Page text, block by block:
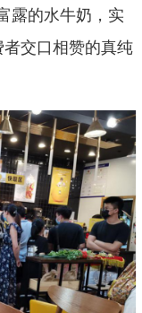
露的水牛奶，实
交口相赞的真纯